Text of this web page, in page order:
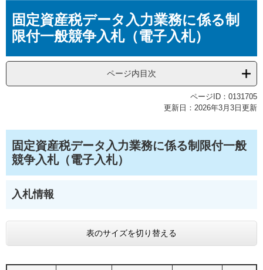
固定資産税データ入力業務に係る制
限付一般競争入札（電子入札）
ページ内目次
ページID：0131705
更新日：2026年3月3日更新
固定資産税データ入力業務に係る制限付一般
競争入札（電子入札）
入札情報
表のサイズを切り替える